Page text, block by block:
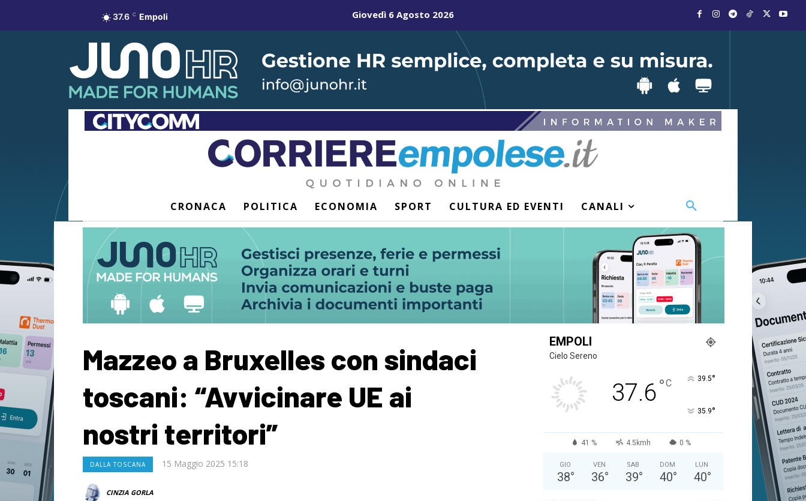
37.6 C Empoli Giovedì 6 Agosto 2026
CRONACA POLITICA ECONOMIA SPORT CULTURA ED EVENTI CANALI
Mazzeo a Bruxelles con sindaci
toscani: “Avvicinare UE ai
nostri territori”
DALLA TOSCANA 15 Maggio 2025 15:18
CINZIA GORLA
EMPOLI
Cielo Sereno
37.6°C 39.5°
35.9°
41 % 4.5kmh 0 %
GIO
38°
VEN
36°
SAB
39°
DOM
40°
LUN
40°